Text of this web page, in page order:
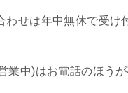
わせは年中無休で受け
業中)はお電話のほうが